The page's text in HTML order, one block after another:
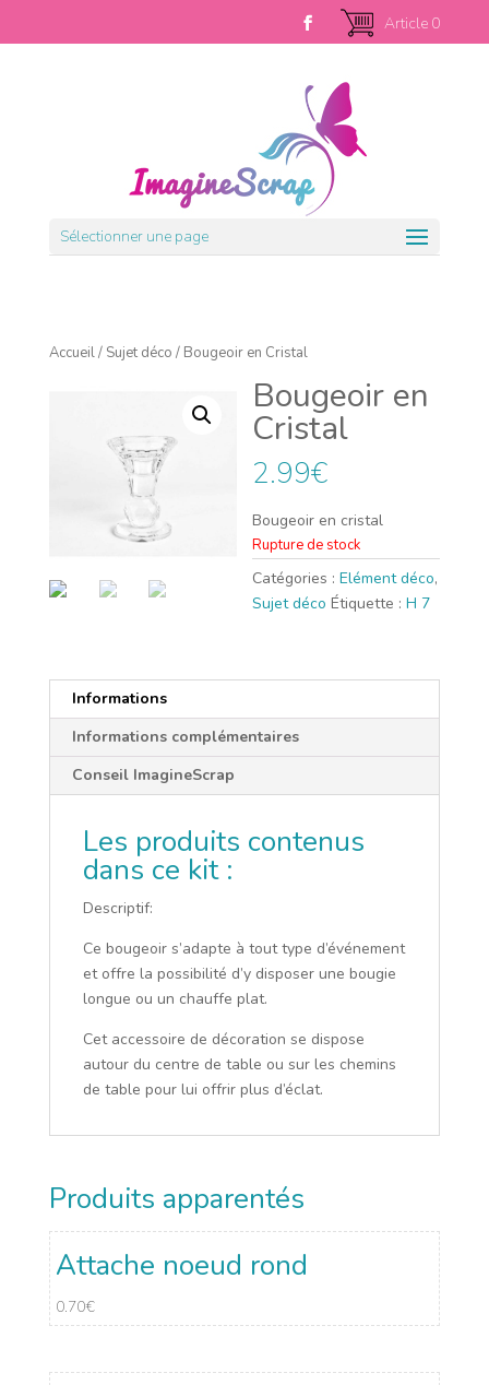
Article 0
Sélectionner une page
Accueil/ Sujet déco / Bougeoir en Cristal
Bougeoir en
Cristal
2.99€
Bougeoir en cristal
Rupture de stock
Catégories :Elément déco,
Sujet déco Étiquette :H 7
Informations
Informations complémentaires
Conseil ImagineScrap
Les produits contenus
dans ce kit :
Descriptif:
Ce bougeoir s’adapte à tout type d’événement
et offre la possibilité d’y disposer une bougie
longue ou un chauffe plat.
Cet accessoire de décoration se dispose
autour du centre de table ou sur les chemins
de table pour lui offrir plus d’éclat.
Produits apparentés
Attache noeud rond
0.70€